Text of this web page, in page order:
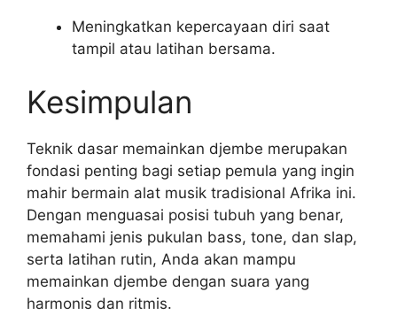
Meningkatkan kepercayaan diri saat
tampil atau latihan bersama.
Kesimpulan
Teknik dasar memainkan djembe merupakan
fondasi penting bagi setiap pemula yang ingin
mahir bermain alat musik tradisional Afrika ini.
Dengan menguasai posisi tubuh yang benar,
memahami jenis pukulan bass, tone, dan slap,
serta latihan rutin, Anda akan mampu
memainkan djembe dengan suara yang
harmonis dan ritmis.